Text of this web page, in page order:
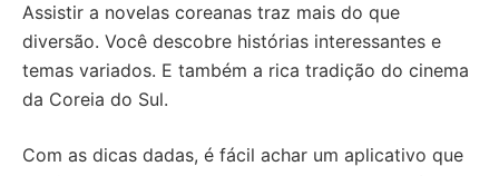
Assistir a novelas coreanas traz mais do que
diversão. Você descobre histórias interessantes e
temas variados. E também a rica tradição do cinema
da Coreia do Sul.
Com as dicas dadas, é fácil achar um aplicativo que